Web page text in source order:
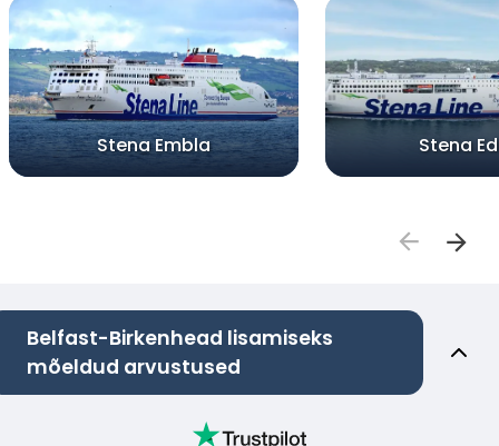
Stena Embla Stena
Belfast-Birkenhead lisamiseks
mõeldud arvustused